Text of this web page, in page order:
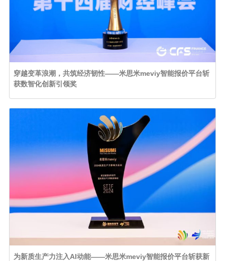
穿越变革浪潮，共筑经济韧性——米思米meviy智能报价平台斩
获数智化创新引领奖
为新质生产力注入AI动能——米思米meviy智能报价平台斩获新